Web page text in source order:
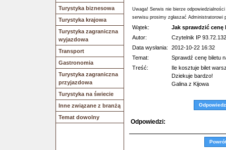
Turystyka biznesowa
Turystyka krajowa
Turystyka zagraniczna
wyjazdowa
Transport
Gastronomia
Turystyka zagraniczna
przyjazdowa
Turystyka na świecie
Inne związane z branżą
Temat dowolny
Uwaga! Serwis nie bierze
serwisu prosimy zgłaszać Administratorowi
Wątek:
Jak sprawdzić
Autor:
Czytelnik IP
Data wysłania:
2012-10-22 16:32
Temat:
Sprawdź cenę biletu
Treść:
Ile kosztuje bilet
Dziekuje bardzo!
Galina z Kijowa
Odpowiedz
Odpowiedzi: